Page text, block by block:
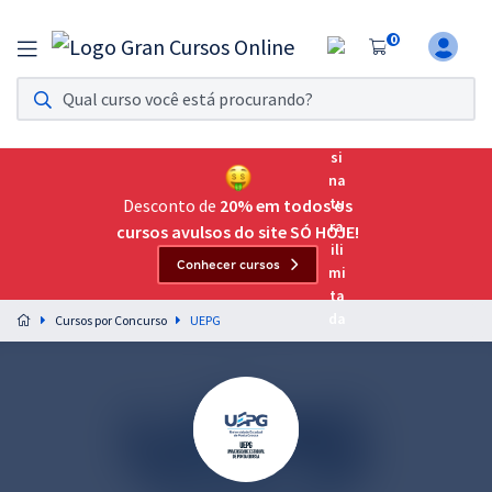
0
Assinatura Ilimitada 11
Acesso a todos os cursos. Teste grátis por 7 dias!
Assinatura OAB Até Passar
Acesso ilimitado a toda preparação para o Exame da
Preparação completa e intensiva para as principais
residências em saúde do Brasil
Desconto de 20% em todos os
cursos avulsos do site SÓ HOJE!
Conhecer cursos
Cursos por Concurso UEPG